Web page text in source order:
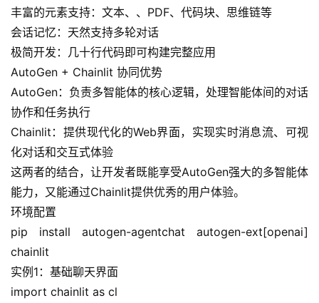
丰富的元素支持：文本、、PDF、代码块、思维链等
会话记忆：天然支持多轮对话
极简开发：几十行代码即可构建完整应用
AutoGen + Chainlit 协同优势
AutoGen：负责多智能体的核心逻辑，处理智能体间的对话
协作和任务执行
Chainlit：提供现代化的Web界面，实现实时消息流、可视
化对话和交互式体验
这两者的结合，让开发者既能享受AutoGen强大的多智能体
能力，又能通过Chainlit提供优秀的用户体验。
环境配置
pip install autogen-agentchat autogen-ext[openai]
chainlit
实例1：基础聊天界面
import chainlit as cl